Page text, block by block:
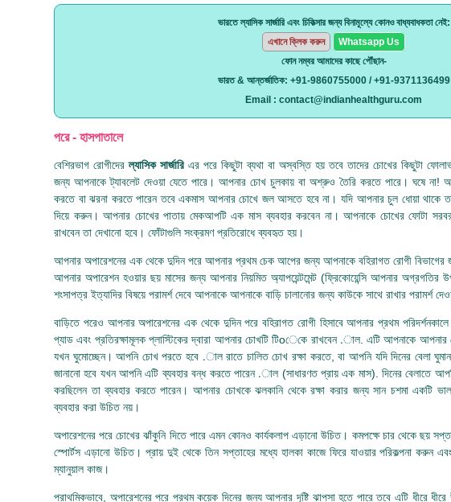
ভারতে ল্যাসিক সার্জারি এবং চিকিত্সার জন্য বিনামূল্যে কোনও বাধ্যবাধকতা নেই:
এখানে ক্লিক করুন
Whatsapp Us
ফোন নম্বর আমাদের কাছে পৌঁছান-
ভারত & আন্তর্জাতিক: +91-9860755000 / +91-9371136499
Email : contact@indianhealthguru.com
পরে - হাসপাতালে
বেশিরভাগ রোগীদেরল্যাসিক সার্জারি এর পরে কিছুটা ব্যথা বা অস্বস্তি হয় তবে তাদের চোখের কিছুটা
জন্য আপনাকে ট্যাবলেট দেওয়া যেতে পারে। আপনার চোখ চুলকায় বা অশ্রুও তৈরি করতে পারে। ঘষে না!
করতে বা ঝরনা করতে পারেন তবে একমাস আপনার চোখে জল আসতে হবে না। যদি আপনার চুল ধোয়া থাকে
দিয়ে করুন। আপনার চোখের পাতায় মেকআপটি এক মাস ব্যবহার করবেন না। আপনাকে চোখের ফোটা
রাখবেন তা দেখানো হবে। ফোঁটাগুলি সংক্রমণ প্রতিরোধে ব্যবহৃত হয়।
আপনার অপারেশনের এক থেকে দুদিন পরে আপনার প্রথম চেক আপের জন্য আপনাকে বহিরাগত রোগী বিভাগের
আপনার অপারেশন হওয়ার ছয় মাসের জন্য আপনার নিয়মিত অ্যাপয়েন্টমেন্ট (ফ্রিকোয়েন্সি আপনার অগ্রগতির
শংসাপত্র ইত্যাদির বিষয়ে পরামর্শ দেবে আপনাকে আপনাকে বাড়ি চালানোর জন্য কাউকে সাথে রাখার পরামর্শ
বাড়িতে পরেও আপনার অপারেশনের এক থেকে দুদিন পরে বহিরাগত রোগী হিসাবে আপনার প্রথম
প্যাড এবং প্রতিরক্ষামূলক প্লাস্টিকের দ্বারা আপনার চোখটি টিoেকে রাখবেন .াল. এটি আপনাকে
যখন ঘুমোচ্ছেন। আপনি চোখ পরতে হবে .াল রাতে চালিত চোখ রক্ষা করতে, বা আপনি যদি দিনের বেলা
জানানো হবে যখন আপনি এটি ব্যবহার বন্ধ করতে পারেন .াল (সাধারণত প্রায় এক মাস). দিনের বেলাতে
করছিলেন তা ব্যবহার করতে পারেন। আপনার চোখকে ঝলকানি থেকে রক্ষা করার জন্য সান চশমা একটি
ব্যবহার করা উচিত নয়।
অপারেশনের পরে চোখের ঝাঁকুনি দিতে পারে এমন কোনও কার্যকলাপ এড়ানো উচিত। কমপক্ষে চার থেকে ছয়
স্পোর্টস এড়ানো উচিত। প্রায় দুই থেকে তিন সপ্তাহের মধ্যে হালকা কাজে ফিরে যাওয়ার পরিকল্পনা করুন
ম্যানুয়াল কাজ।
প্রাথমিকভাবে, অপারেশনের পরে প্রথম কয়েক দিনের জন্য আপনার দৃষ্টি ঝাপসা হতে পারে তবে এটি ধীরে